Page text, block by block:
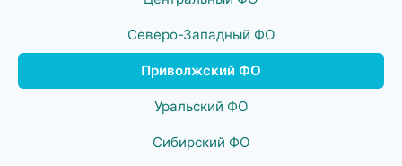
Северо-Западный ФО
Приволжский ФО
Уральский ФО
Сибирский ФО